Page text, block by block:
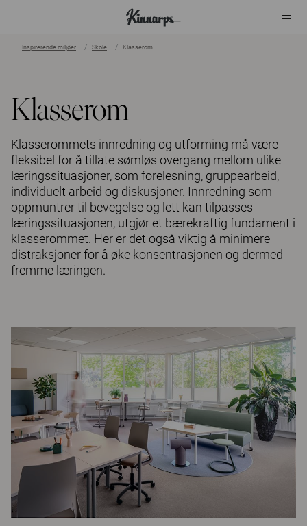
Inspirerende miljøer Skole Klasserom
Klasserom
Klasserommets innredning og utforming må være
fleksibel for å tillate sømløs overgang mellom ulike
læringssituasjoner, som forelesning, gruppearbeid,
individuelt arbeid og diskusjoner. Innredning som
oppmuntrer til bevegelse og lett kan tilpasses
læringssituasjonen, utgjør et bærekraftig fundament i
klasserommet. Her er det også viktig å minimere
distraksjoner for å øke konsentrasjonen og dermed
fremme læringen.